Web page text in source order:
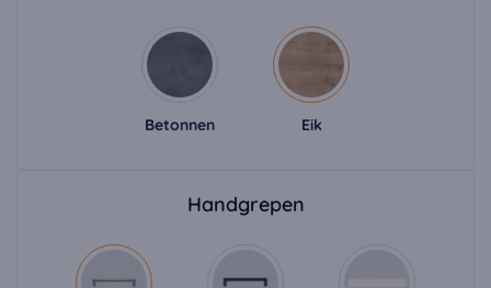
Betonnen Eik
Handgrepen